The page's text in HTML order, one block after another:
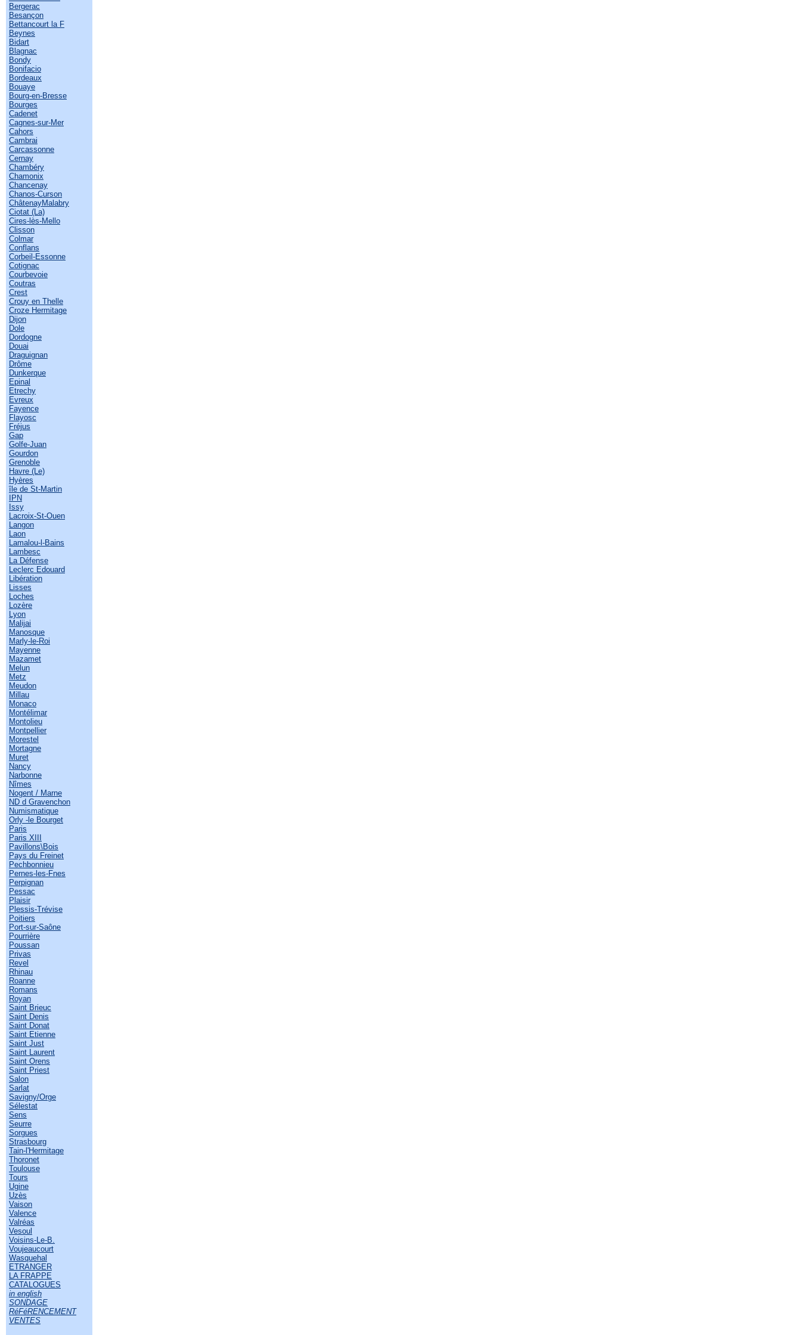
Bergerac
Besançon
Bettancourt la F
Beynes
Bidart
Blagnac
Bondy
Bonifacio
Bordeaux
Bouaye
Bourg-en-Bresse
Bourges
Cadenet
Cagnes-sur-Mer
Cahors
Cambrai
Carcassonne
Cernay
Chambéry
Chamonix
Chancenay
Chanos-Curson
ChâtenayMalabry
Ciotat (La)
Cires-lès-Mello
Clisson
Colmar
Conflans
Corbeil-Essonne
Cotignac
Courbevoie
Coutras
Crest
Crouy en Thelle
Croze Hermitage
Dijon
Dole
Dordogne
Douai
Draguignan
Drôme
Dunkerque
Epinal
Etrechy
Evreux
Fayence
Flayosc
Fréjus
Gap
Golfe-Juan
Gourdon
Grenoble
Havre (Le)
Hyères
île de St-Martin
IPN
Issy
Lacroix-St-Ouen
Langon
Laon
Lamalou-l-Bains
Lambesc
La Défense
Leclerc Edouard
Libération
Lisses
Loches
Lozère
Lyon
Malijai
Manosque
Marly-le-Roi
Mayenne
Mazamet
Melun
Metz
Meudon
Millau
Monaco
Montélimar
Montolieu
Montpellier
Morestel
Mortagne
Muret
Nancy
Narbonne
Nîmes
Nogent / Marne
ND d Gravenchon
Numismatique
Orly -le Bourget
Paris
Paris XIII
Pavillons\Bois
Pays du Freinet
Pechbonnieu
Pernes-les-Fnes
Perpignan
Pessac
Plaisir
Plessis-Trévise
Poitiers
Port-sur-Saône
Pourrière
Poussan
Privas
Revel
Rhinau
Roanne
Romans
Royan
Saint Brieuc
Saint Denis
Saint Donat
Saint Etienne
Saint Just
Saint Laurent
Saint Orens
Saint Priest
Salon
Sarlat
Savigny/Orge
Sélestat
Sens
Seurre
Sorgues
Strasbourg
Tain-l'Hermitage
Thoronet
Toulouse
Tours
Ugine
Uzès
Vaison
Valence
Valréas
Vesoul
Voisins-Le-B.
Voujeaucourt
Wasquehal
ETRANGER
LA FRAPPE
CATALOGUES
in english
SONDAGE
RéFéRENCEMENT
VENTES